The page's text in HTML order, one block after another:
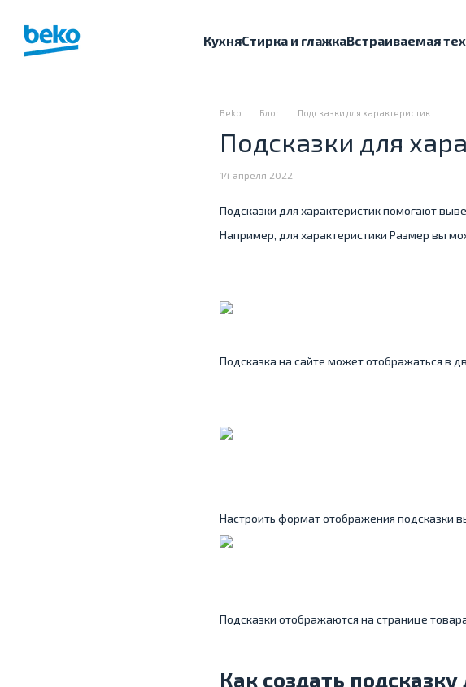
КухняСтирка и глажкаВстраиваемая
Beko Блог Подсказки для характеристик
Подсказки для
14 апреля 2022
Подсказки для характеристик помогают
Например, для характеристики Размер вы
Подсказка на сайте может отображаться в
Настроить формат отображения подсказки
Подсказки отображаются на странице
Как создать